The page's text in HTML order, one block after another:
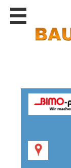
WERBUNG
publizieren